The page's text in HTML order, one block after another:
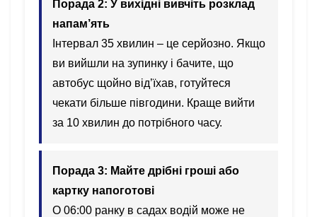
Порада 2: У вихідні вивчіть розклад
напам’ять
Інтервал 35 хвилин – це серйозно. Якщо
ви вийшли на зупинку і бачите, що
автобус щойно від’їхав, готуйтеся
чекати більше півгодини. Краще вийти
за 10 хвилин до потрібного часу.
Порада 3: Майте дрібні гроші або
картку напоготові
О 06:00 ранку в садах водій може не